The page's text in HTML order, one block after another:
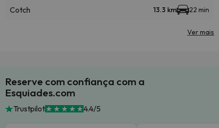
Cotch 13.3 km 22 min
Ver mais
Reserve com confiança com a
Esquiades.com
Trustpilot 4.4/5